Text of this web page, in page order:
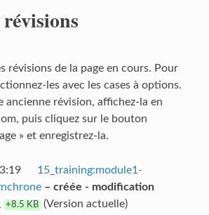
révisions de la page en cours. Pour
les avec les cases à options.
ancienne révision, affichez-la en
puis cliquez sur le bouton
» et enregistrez-la.
15_training:module1-
– créée - modification
+8.5 KB (Version actuelle)